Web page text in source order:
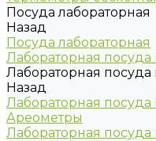
Посуда лабораторная
Назад
Посуда лабораторная
Лабораторная посуда
Лабораторная посуда
Назад
Лабораторная посуда
Ареометры
Лабораторная